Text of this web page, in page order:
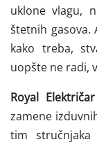
uklone vlagu,
štetnih gasova.
kako treba,
uopšte ne radi,
Royal
zamene
tim